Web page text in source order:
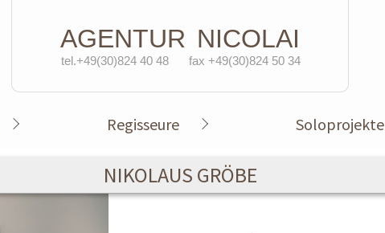
AGENTUR NICOLAI
tel.+49(30)824 40 48 fax +49(30)824 50 34
Regisseure Soloprojekte
NIKOLAUS GRÖBE